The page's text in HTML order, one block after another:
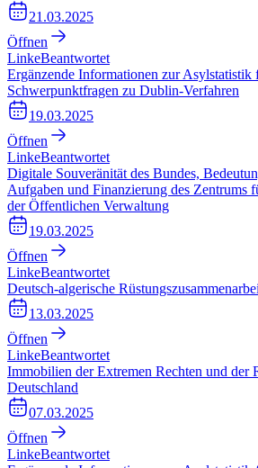
21.03.2025
Öffnen
LinkeBeantwortet
Ergänzende Informationen zur Asylstatistik
Schwerpunktfragen zu Dublin-Verfahren
19.03.2025
Öffnen
LinkeBeantwortet
Digitale Souveränität des Bundes,
Aufgaben und Finanzierung des Zentrums
der Öffentlichen Verwaltung
19.03.2025
Öffnen
LinkeBeantwortet
Deutsch-algerische
13.03.2025
Öffnen
LinkeBeantwortet
Immobilien der Extremen Rechten und der
Deutschland
07.03.2025
Öffnen
LinkeBeantwortet